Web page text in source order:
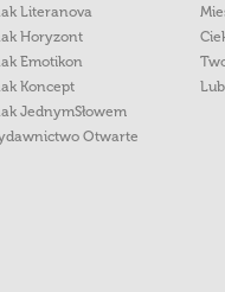
Literanova
Horyzont
Emotikon
Koncept
JednymSłowem
Otwarte